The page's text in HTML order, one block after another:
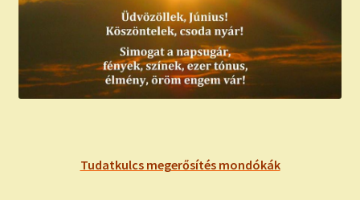
Tudatkulcs megerősítés mondókák